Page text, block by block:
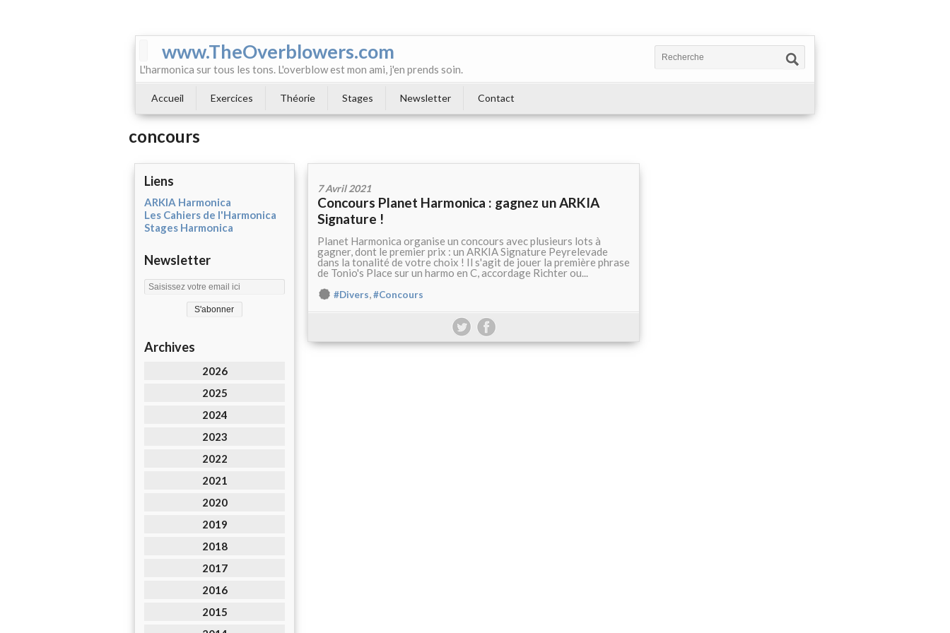
www.TheOverblowers.com
L'harmonica sur tous les tons. L'overblow est mon ami, j'en prends soin.
Accueil Exercices Théorie Stages Newsletter Contact
concours
Liens
ARKIA Harmonica
Les Cahiers de l'Harmonica
Stages Harmonica
Newsletter
Archives
2026
2025
2024
2023
2022
2021
2020
2019
2018
2017
2016
2015
7 Avril 2021
Concours Planet Harmonica : gagnez un ARKIA
Signature !
Planet Harmonica organise un concours avec plusieurs lots à
gagner, dont le premier prix : un ARKIA Signature Peyrelevade
dans la tonalité de votre choix ! Il s'agit de jouer la première phrase
de Tonio's Place sur un harmo en C, accordage Richter ou...
#Divers,#Concours